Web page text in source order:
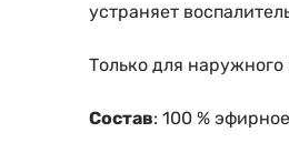
устраняет
Только для
Состав: 100 %